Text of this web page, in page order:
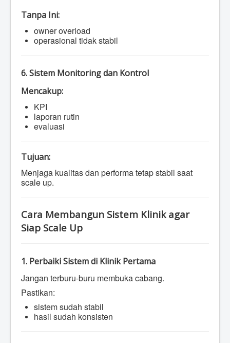
Tanpa Ini:
owner overload
operasional tidak stabil
6. Sistem Monitoring dan Kontrol
Mencakup:
KPI
laporan rutin
evaluasi
Tujuan:
Menjaga kualitas dan performa tetap stabil saat
scale up.
Cara Membangun Sistem Klinik agar
Siap Scale Up
1. Perbaiki Sistem di Klinik Pertama
Jangan terburu-buru membuka cabang.
Pastikan:
sistem sudah stabil
hasil sudah konsisten